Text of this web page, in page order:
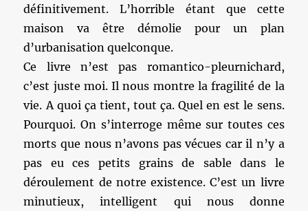
définitivement. L’horrible étant que cette
maison va être démolie pour un plan
d’urbanisation quelconque.
Ce livre n’est pas romantico-pleurnichard,
c’est juste moi. Il nous montre la fragilité de la
vie. A quoi ça tient, tout ça. Quel en est le sens.
Pourquoi. On s’interroge même sur toutes ces
morts que nous n’avons pas vécues car il n’y a
pas eu ces petits grains de sable dans le
déroulement de notre existence. C’est un livre
minutieux, intelligent qui nous donne